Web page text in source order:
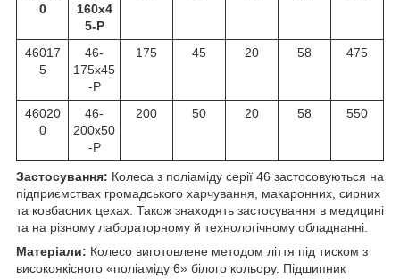
0
160х4
5-P
46017
5
46-
175х45
-P
175 45 20 58 475
46020
0
46-
200х50
-P
200 50 20 58 550
Застосування: Колеса з поліаміду серії 46 застосовуються на
підприємствах громадського харчування, макаронних, сирних
та ковбасних цехах. Також знаходять застосування в медицині
та на різному лабораторному й технологічному обладнанні.
Матеріали: Колесо виготовлене методом ліття під тиском з
високоякісного «поліаміду 6» білого кольору. Підшипник